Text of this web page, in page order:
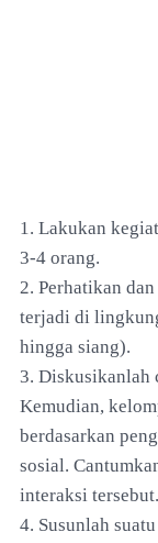
1. Lakukan
3-4 orang.
2. Perhatikan
terjadi di
hingga siang).
3. Diskusikanlah
Kemudian,
berdasarkan
sosial.
interaksi tersebut.
4. Susunlah suatu